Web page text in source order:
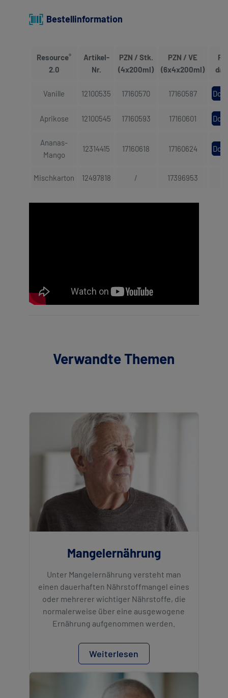
Bestellinformation
Resource®
2.0
Artikel-
Nr.
PZN / Stk.
(4x200ml)
PZN / VE
(6x4x200ml)
Vanille 12100535 17160570 17160587
Aprikose 12100545 17160593 17160601
Ananas-
Mango
12314415 17160618 17160624
Mischkarton 12497818 / 17396953
Verwandte Themen
Mangelernährung
Unter Mangelernährung versteht man
einen dauerhaften Nährstoffmangel eines
oder mehrerer wichtiger Nährstoffe, die
normalerweise über eine ausgewogene
Ernährung aufgenommen werden.
Weiterlesen